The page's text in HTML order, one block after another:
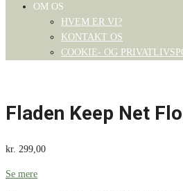
OM OS
HVEM ER VI?
KONTAKT OS
COOKIE- OG
Fladen Keep Net
kr. 299,00
Se mere